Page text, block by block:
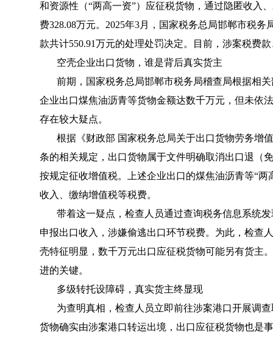
和资源性（“两高一资”）应征税货物，通过隐匿收入
费328.08万元。2025年3月，国家税务总局邯郸市税
款共计550.91万元的处理处罚决定。目前，涉案税费
空壳企业出口货物，谁是背后真实货主
前期，国家税务总局邯郸市税务局稽查局根据相
企业出口煤焦油沥青等货物金额达数千万元，但未依
存在较大疑点。
根据《财政部 国家税务总局关于出口货物劳务增
条的相关规定，出口货物属于文件明确取消出口退（
按规定征收增值税。上述企业出口的煤焦油沥青等“
收入、缴纳增值税等税费。
带着这一疑点，检查人员通过查询税务信息系统
申报出口收入，涉嫌偷逃出口环节税费。为此，检查
壳特征明显，数千万元出口应征税货物可能另有货主
进的关键。
多级转托设障碍，真实货主终显现
为查明真相，检查人员立即前往涉案港口开展调
货物确实由涉案港口转运出境，出口应征税货物也是